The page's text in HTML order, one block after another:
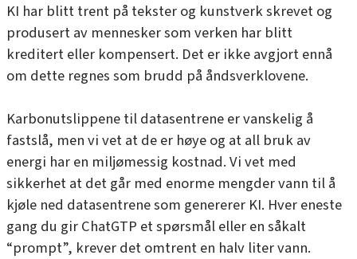
KI har blitt trent på tekster og kunstverk skrevet og
produsert av mennesker som verken har blitt
kreditert eller kompensert. Det er ikke avgjort ennå
om dette regnes som brudd på åndsverklovene.
Karbonutslippene til datasentrene er vanskelig å
fastslå, men vi vet at de er høye og at all bruk av
energi har en miljømessig kostnad. Vi vet med
sikkerhet at det går med enorme mengder vann til å
kjøle ned datasentrene som genererer KI. Hver eneste
gang du gir ChatGTP et spørsmål eller en såkalt
“prompt”, krever det omtrent en halv liter vann.